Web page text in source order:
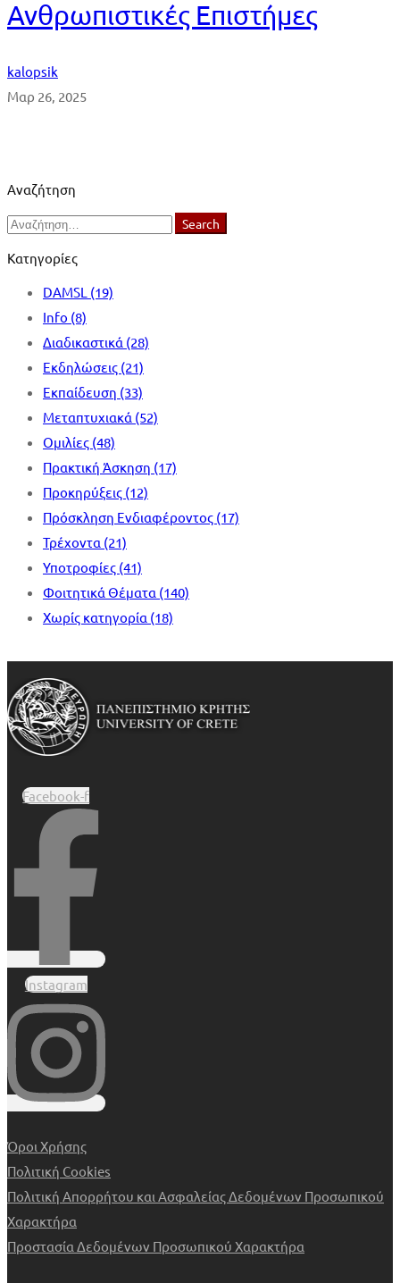
Ανθρωπιστικές Επιστήμες
kalopsik
Μαρ 26, 2025
Αναζήτηση
Search
Search
Κατηγορίες
DAMSL (19)
Info (8)
Διαδικαστικά (28)
Εκδηλώσεις (21)
Εκπαίδευση (33)
Μεταπτυχιακά (52)
Ομιλίες (48)
Πρακτική Άσκηση (17)
Προκηρύξεις (12)
Πρόσκληση Ενδιαφέροντος (17)
Τρέχοντα (21)
Υποτροφίες (41)
Φοιτητικά Θέματα (140)
Χωρίς κατηγορία (18)
Facebook-f
Instagram
Όροι Χρήσης
Πολιτική Cookies
Πολιτική Απορρήτου και Ασφαλείας Δεδομένων Προσωπικού
Χαρακτήρα
Προστασία Δεδομένων Προσωπικού Χαρακτήρα